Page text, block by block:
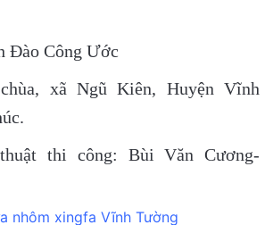
Đào Công Ước
xã Ngũ Kiên, Huyện Vĩnh
thi công: Bùi Văn Cương-